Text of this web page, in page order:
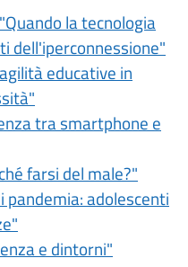
la tecnologia
dell'iperconnessione"
educative in
tra smartphone e
farsi del male?"
adolescenti
e dintorni"